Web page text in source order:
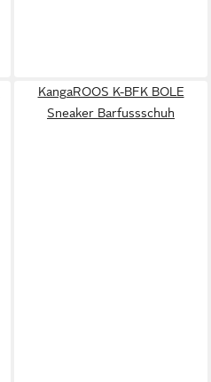
KangaROOS K-BFK BOLE
Sneaker Barfussschuh